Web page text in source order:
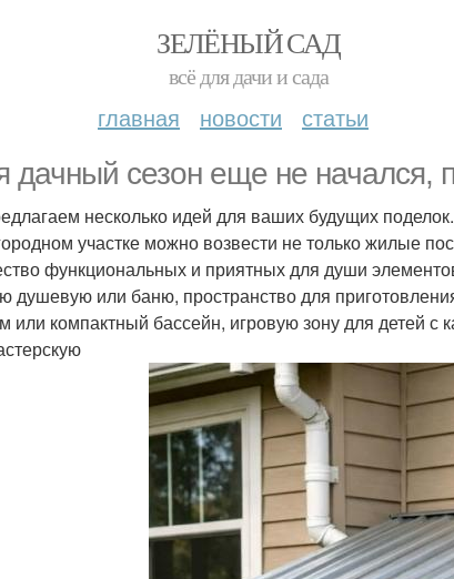
ЗЕЛЁНЫЙ САД
всё для дачи и сада
главная новости статьи
дачный сезон еще не начался,
несколько идей для ваших будущих поделок.
участке можно возвести не только жилые
функциональных и приятных для души
душевую или баню, пространство для
или компактный бассейн, игровую зону для детей